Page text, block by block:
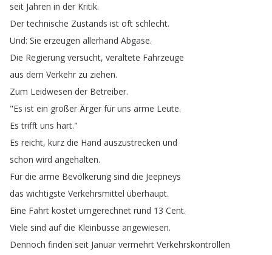
seit Jahren in der Kritik.
Der technische Zustands ist oft schlecht.
Und: Sie erzeugen allerhand Abgase.
Die Regierung versucht, veraltete Fahrzeuge
aus dem Verkehr zu ziehen.
Zum Leidwesen der Betreiber.
"Es ist ein großer Ärger für uns arme Leute.
Es trifft uns hart."
Es reicht, kurz die Hand auszustrecken und
schon wird angehalten.
Für die arme Bevölkerung sind die Jeepneys
das wichtigste Verkehrsmittel überhaupt.
Eine Fahrt kostet umgerechnet rund 13 Cent.
Viele sind auf die Kleinbusse angewiesen.
Dennoch finden seit Januar vermehrt Verkehrskontrollen